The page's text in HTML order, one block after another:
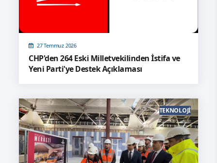
27 Temmuz 2026
CHP'den 264 Eski Milletvekilinden İstifa ve
Yeni Parti'ye Destek Açıklaması
TEKNOLOJI